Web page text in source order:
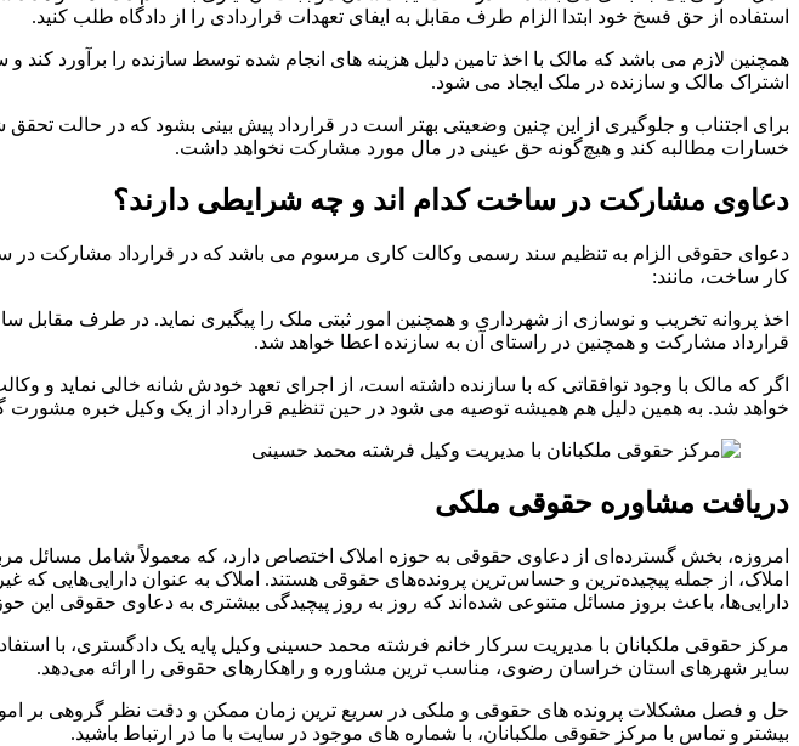
استفاده از حق فسخ خود ابتدا الزام طرف مقابل به ایفای تعهدات قراردادی را از دادگاه طلب کنید.
همچنین لازم می باشد که مالک با اخذ تامین دلیل هزینه ‌‌های انجام شده توسط سازنده را برآورد
اشتراک مالک و سازنده در ملک ایجاد می شود.
برای اجتناب و جلوگیری از این چنین وضعیتی بهتر است در قرارداد پیش بینی بشود که در حالت تحقق
خسارات مطالبه کند و هیچ‌گونه حق عینی در مال مورد مشارکت نخواهد داشت.
دعاوی مشارکت در ساخت کدام اند و چه شرایطی دارند؟
دعوای حقوقی الزام به تنظیم سند رسمی وکالت کاری مرسوم می باشد كه در قرارداد مشارکت در
کار ساخت، مانند:
اخذ پروانه تخريب و نوسازی از شهرداری و همچنین امور ثبتی ملک را پيگيری نماید. در طرف مقابل
قرارداد مشاركت و همچنین در راستای آن به سازنده اعطا خواهد شد.
اگر که مالک با وجود توافقاتی كه با سازنده داشته است، از اجرای تعهد خودش شانه خالی نماید و
خواهد شد. به همین دلیل هم همیشه توصیه می شود در حین تنظیم قرارداد از یک وکیل خبره مشورت
دریافت مشاوره حقوقی ملکی
امروزه، بخش گسترده‌ای از دعاوی حقوقی به حوزه املاک اختصاص دارد، که معمولاً شامل مسائل
املاک، از جمله پیچیده‌ترین و حساس‌ترین پرونده‌های حقوقی هستند. املاک به عنوان دارایی‌هایی که
دارایی‌ها، باعث بروز مسائل متنوعی شده‌اند که روز به روز پیچیدگی بیشتری به دعاوی حقوقی این
مرکز حقوقی ملکبانان با مدیریت سرکار خانم فرشته محمد حسینی وکیل پایه یک دادگستری، با
سایر شهرهای استان خراسان رضوی، مناسب ترین مشاوره و راهکارهای حقوقی را ارائه می‌دهد.
حل و فصل مشکلات پرونده های حقوقی و ملکی در سریع ترین زمان ممکن و دقت نظر گروهی بر
بیشتر و تماس با مرکز حقوقی ملکبانان، با شماره های موجود در سایت با ما در ارتباط باشید‌.